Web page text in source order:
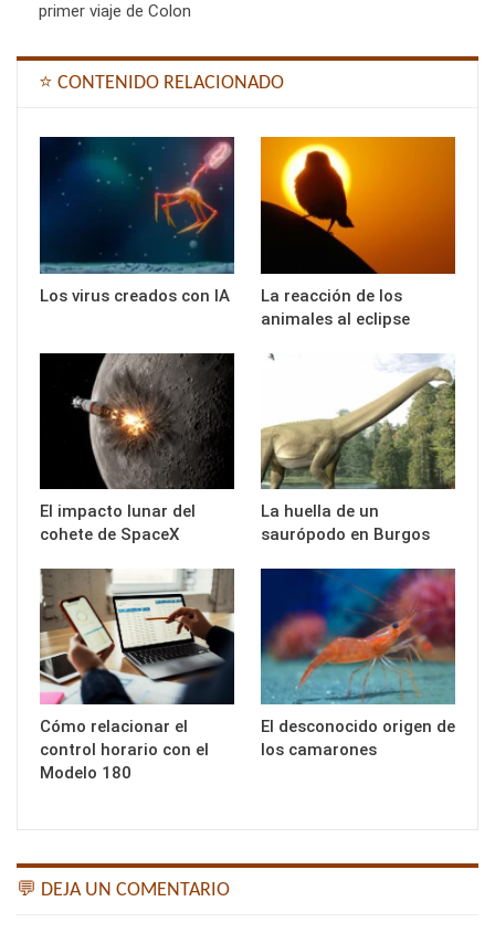
primer viaje de Colon
⭐ CONTENIDO RELACIONADO
Los virus creados con IA
La reacción de los
animales al eclipse
El impacto lunar del
cohete de SpaceX
La huella de un
saurópodo en Burgos
Cómo relacionar el
control horario con el
Modelo 180
El desconocido origen de
los camarones
💬 DEJA UN COMENTARIO